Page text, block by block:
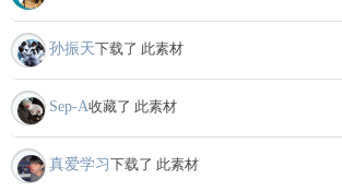
孙振天下载了 此素材
Sep-A收藏了 此素材
真爱学习 下载了 此素材